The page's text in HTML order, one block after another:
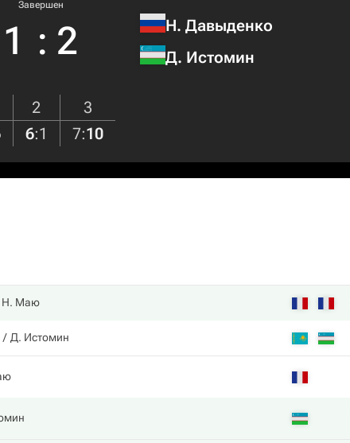
Завершен
1 : 2
Н. Давыденко
Д. Истомин
2
3
6:1 7:10
Н. Маю
Д. Истомин